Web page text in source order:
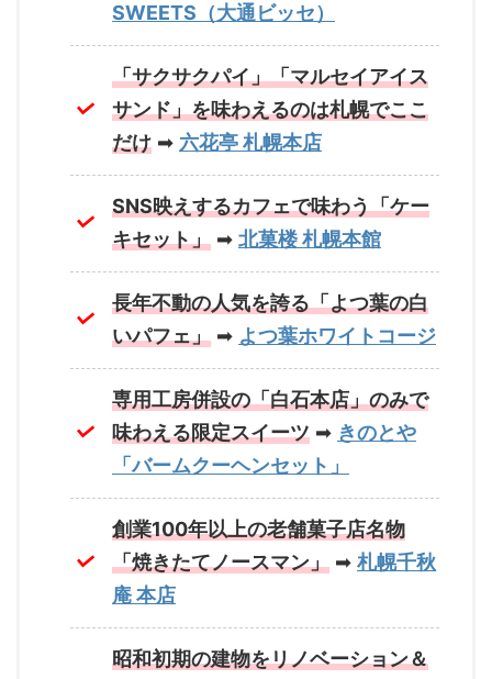
SWEETS（大通ビッセ）
「サクサクパイ」「マルセイアイス
サンド」を味わえるのは札幌でここ
だけ ➡ 六花亭 札幌本店
SNS映えするカフェで味わう「ケー
キセット」 ➡ 北菓楼 札幌本館
長年不動の人気を誇る「よつ葉の白
いパフェ」 ➡ よつ葉ホワイトコージ
専用工房併設の「白石本店」のみで
味わえる限定スイーツ ➡ きのとや
「バームクーヘンセット」
創業100年以上の老舗菓子店名物
「焼きたてノースマン」 ➡ 札幌千秋
庵 本店
昭和初期の建物をリノベーション＆